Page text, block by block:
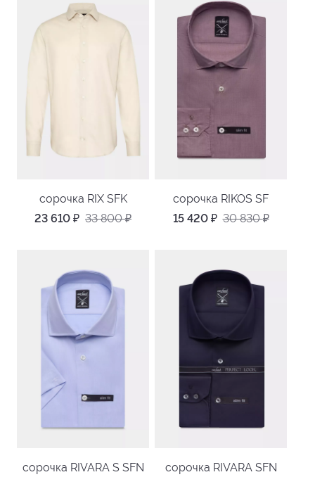
сорочка RIX SFK
23 610 ₽ 33 800₽
сорочка RIKOS SF
15 420 ₽ 30 830₽
сорочка RIVARA S SFN
сорочка RIVARA SFN